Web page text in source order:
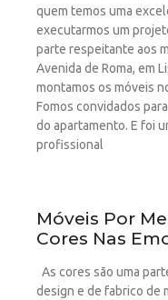
quem temos uma
executarmos um
parte respeitante aos
Avenida de Roma, em
montamos os móveis
Fomos convidados
do apartamento. E foi
profissional
Móveis Por
Cores Nas
As cores são uma
design e de fabrico de